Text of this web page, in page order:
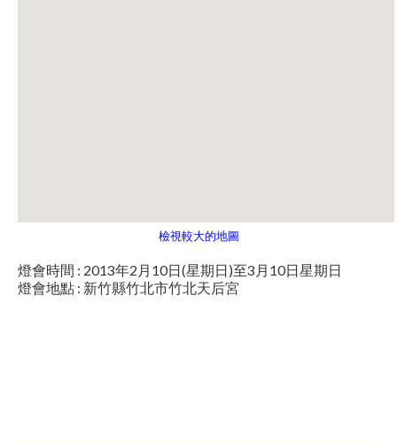
檢視較大的地圖
燈會時間 : 2013年2月10日(星期日)至3月10日星期日
燈會地點 : 新竹縣竹北市竹北天后宮